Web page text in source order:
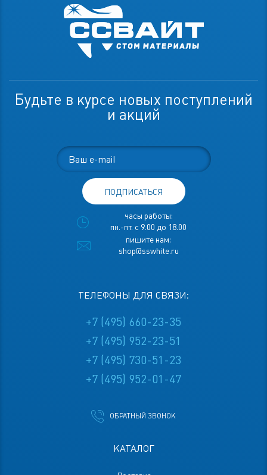
КАТАЛОГ
Будьте в курсе новых поступлений
и акций
ПОДПИСАТЬСЯ
часы работы:
пн.-пт. с 9.00 до 18.00
пишите нам:
shop@sswhite.ru
ТЕЛЕФОНЫ ДЛЯ СВЯЗИ:
+7 (495) 660-23-35
+7 (495) 952-23-51
+7 (495) 730-51-23
+7 (495) 952-01-47
ОБРАТНЫЙ ЗВОНОК